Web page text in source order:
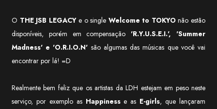
O THE JSB LEGACYe o single Welcome to TOKYOnão estão
disponíveis, porém em compensação 'R.Y.U.S.E.I.', 'Summer
Madness' e 'O.R.I.O.N' são algumas das músicas que você vai
encontrar por lá! =D
Realmente bem feliz que os artistas da LDH estejam em peso neste
serviço, por exemplo as Happinesse as E-girls, que lançaram